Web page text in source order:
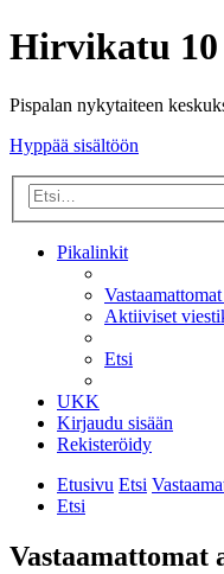
Hirvikatu
Pispalan nykytaiteen
Hyppää sisältöön
Pikalinkit
Aktiiviset
Etsi
UKK
Kirjaudu sisään
Rekisteröidy
Etusivu Etsi
Etsi
Vastaamattomat